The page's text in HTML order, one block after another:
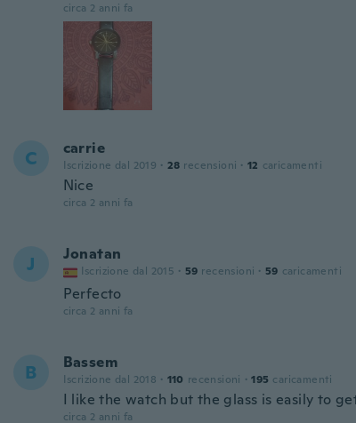
circa 2 anni fa
C carrie
Iscrizione dal 2019 · 28 recensioni · 12 caricamenti
Nice
circa 2 anni fa
J Jonatan
Iscrizione dal 2015 · 59 recensioni · 59 caricamenti
Perfecto
circa 2 anni fa
B Bassem
Iscrizione dal 2018 · 110 recensioni · 195 caricamenti
I like the watch but the glass is easily to
circa 2 anni fa